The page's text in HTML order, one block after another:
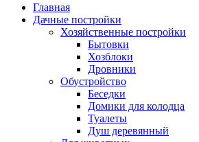
Главная
Дачные постройки
Хозяйственные постройки
Бытовки
Хозблоки
Дровники
Обустройство
Беседки
Домики для колодца
Туалеты
Душ деревянный